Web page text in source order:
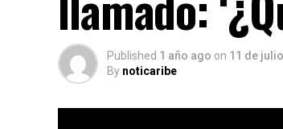
Published 1 año ago on 11 de
By noticaribe